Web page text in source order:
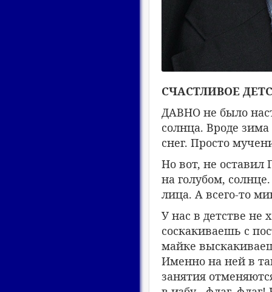
СЧАСТЛИВОЕ
ДАВНО не было
солнца. Вроде
снег. Просто
Но вот, не оставил
на голубом,
лица. А всего-то
У нас в детстве не
соскакиваешь с
майке
Именно на ней в
занятия